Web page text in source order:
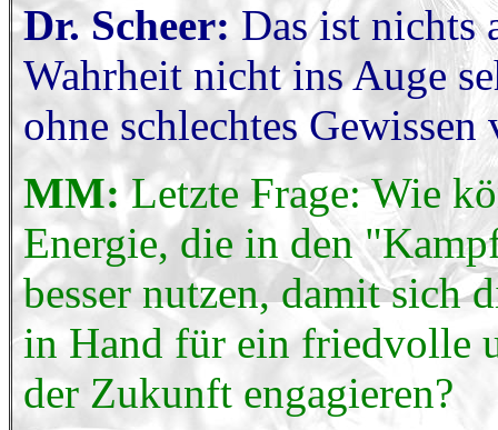
Dr. Scheer: Das ist nichts
Wahrheit nicht ins Auge
ohne schlechtes Gewissen
MM:Letzte Frage: Wie
Energie, die in den
besser nutzen, damit sich
in Hand für ein friedvolle
der Zukunft engagieren?